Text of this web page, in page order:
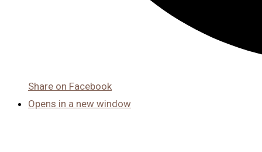
Share on Facebook
Opens in a new window